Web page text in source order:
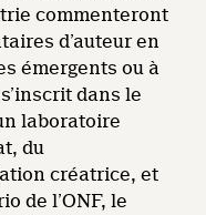
commenteront
d’auteur en
émergents ou à
dans le
laboratoire
du
créatrice, et
de l’ONF, le